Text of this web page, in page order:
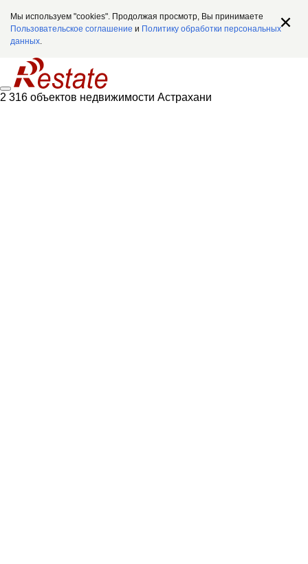
Мы используем "cookies". Продолжая просмотр, Вы принимаете
Пользовательское соглашение и Политику обработки персональных
данных.
2 316 объектов недвижимости Астрахани